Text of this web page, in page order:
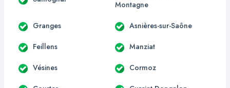
Montagne
Granges Asnières-sur-Saône
Feillens Manziat
Vésines Cormoz